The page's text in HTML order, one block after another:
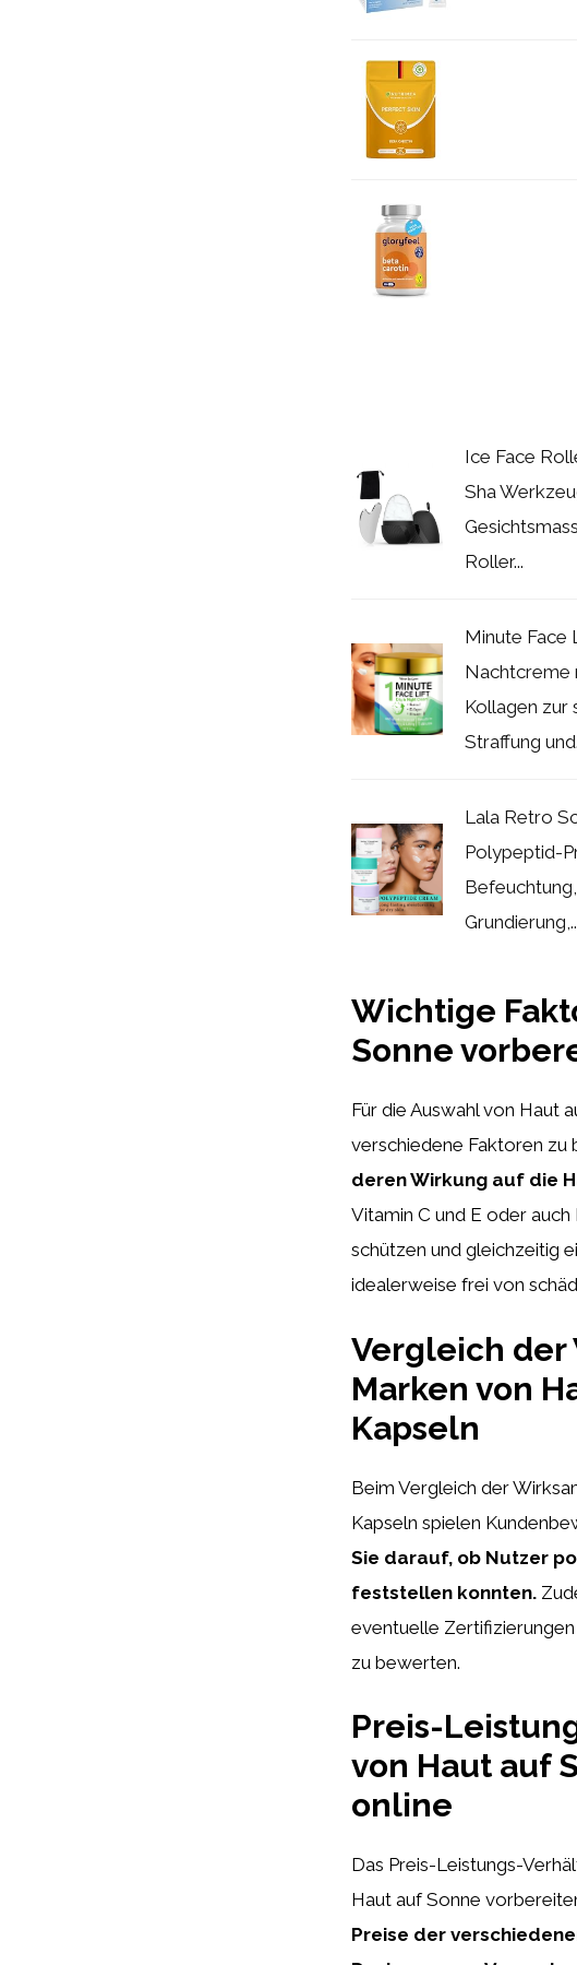
Ice Face
Sha
Roller...
Minute Face
Nachtcreme
Kollagen zur
Straffung
Lala Retro
Polypeptid-
Wichtige
Sonne
Für die Auswahl von Haut
verschiedene Faktoren zu
deren Wirkung auf die
Vitamin C und E oder
schützen und gleichzeitig
idealerweise frei von
Vergleich der
Marken von
Kapseln
Beim Vergleich der
Kapseln spielen
Sie darauf, ob Nutzer
feststellen konnten.
eventuelle
zu bewerten.
Preis-
von Haut auf
online
Das Preis-Leistungs-
Haut auf Sonne
Preise der